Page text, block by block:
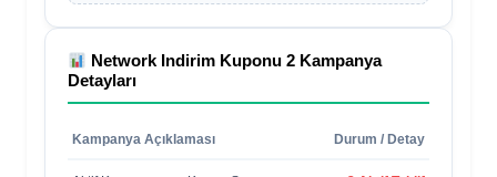
Network Indirim Kuponu 2 Kampanya
Detayları
Kampanya Açıklaması Durum / Detay